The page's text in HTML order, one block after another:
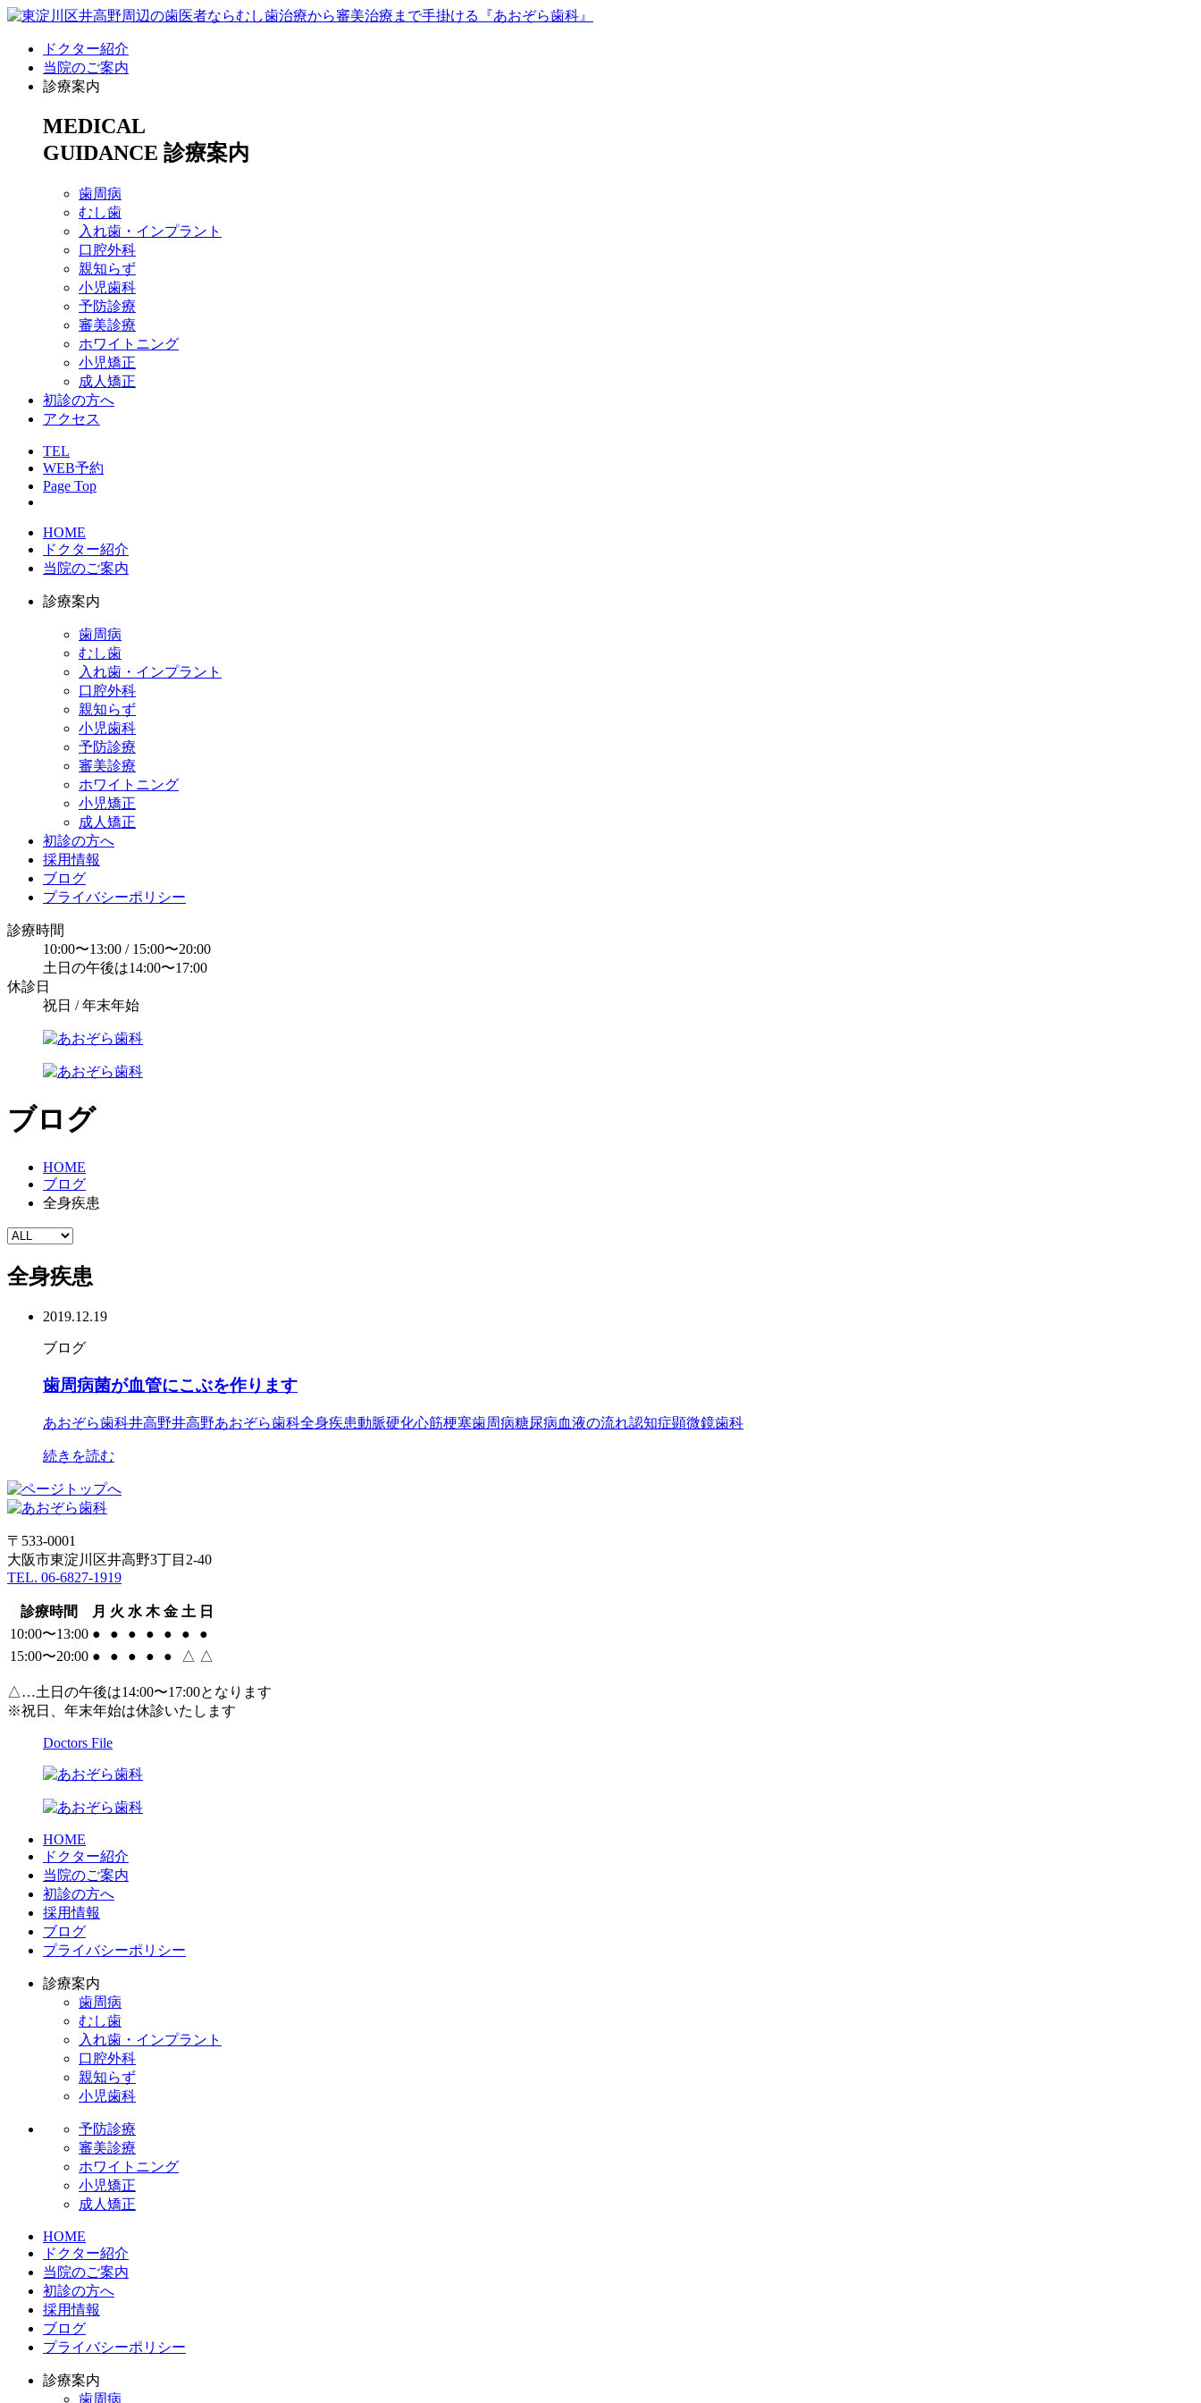
ドクター紹介
当院のご案内
診療案内
MEDICAL
GUIDANCE 診療案内
歯周病
むし歯
入れ歯・インプラント
口腔外科
親知らず
小児歯科
予防診療
審美診療
ホワイトニング
小児矯正
成人矯正
初診の方へ
アクセス
TEL
WEB予約
Page Top
HOME
ドクター紹介
当院のご案内
診療案内
歯周病
むし歯
入れ歯・インプラント
口腔外科
親知らず
小児歯科
予防診療
審美診療
ホワイトニング
小児矯正
成人矯正
初診の方へ
採用情報
ブログ
プライバシーポリシー
診療時間
10:00〜13:00 / 15:00〜20:00
土日の午後は14:00〜17:00
休診日
祝日 / 年末年始
ブログ
HOME
ブログ
全身疾患
全身疾患
2019.12.19
ブログ
歯周病菌が血管にこぶを作ります
あおぞら歯科井高野井高野あおぞら歯科全身疾患動脈硬化心筋梗塞歯周病糖尿病血液の流れ認知症顕微鏡歯科
続きを読む
〒533-0001
大阪市東淀川区井高野3丁目2-40
TEL. 06-6827-1919
診療時間 月 火 水 木 金 土 日
10:00〜13:00 ● ● ● ● ● ●
●
15:00〜20:00 ● ● ● ● ● △ △
△…土日の午後は14:00〜17:00となります
※祝日、年末年始は休診いたします
Doctors File
HOME
ドクター紹介
当院のご案内
初診の方へ
採用情報
ブログ
プライバシーポリシー
診療案内
歯周病
むし歯
入れ歯・インプラント
口腔外科
親知らず
小児歯科
予防診療
審美診療
ホワイトニング
小児矯正
成人矯正
HOME
ドクター紹介
当院のご案内
初診の方へ
採用情報
ブログ
プライバシーポリシー
診療案内
歯周病